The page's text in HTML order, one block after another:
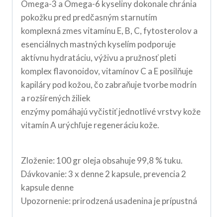
Omega-3 a Omega-6 kyseliny dokonale chránia
pokožku pred predčasným starnutím
komplexná zmes vitamínu E, B, C, fytosterolov a
esenciálnych mastných kyselím podporuje
aktívnu hydratáciu, výživu a pružnosť pleti
komplex flavonoidov, vitamínov C a E posilňuje
kapiláry pod kožou, čo zabraňuje tvorbe modrín
a rozšírených žiliek
enzýmy pomáhajú vyčistiť jednotlivé vrstvy kože
vitamín A urýchľuje regeneráciu kože.
Zloženie: 100 gr oleja obsahuje 99,8 % tuku.
Dávkovanie: 3 x denne 2 kapsule, prevencia 2
kapsule denne
Upozornenie: prirodzená usadenina je prípustná